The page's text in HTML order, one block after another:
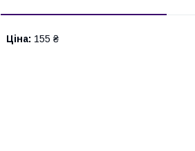
Ціна: 155 ₴